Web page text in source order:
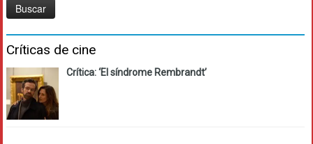
Críticas de cine
Crítica: ‘El síndrome Rembrandt’